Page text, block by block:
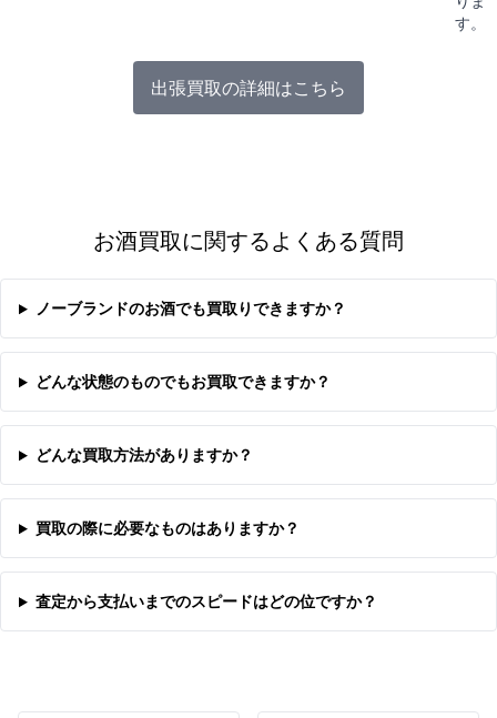
す。
出張買取の詳細はこちら
お酒買取に関するよくある質問
ノーブランドのお酒でも買取りできますか？
どんな状態のものでもお買取できますか？
どんな買取方法がありますか？
買取の際に必要なものはありますか？
査定から支払いまでのスピードはどの位ですか？